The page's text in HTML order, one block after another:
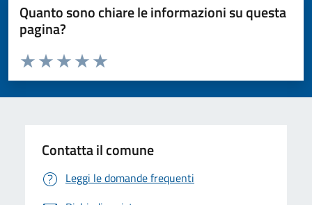
Quanto sono chiare le informazioni su questa
pagina?
Valuta da 1 a 5 stelle la pagina
Valuta 5 stelle su 5
Valuta 4 stelle su 5
Valuta 3 stelle su 5
Valuta 2 stelle su 5
Valuta 1 stelle su 5
Contatta il comune
Leggi le domande frequenti